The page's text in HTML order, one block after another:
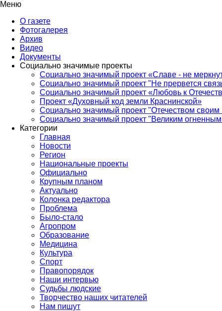
Меню
О газете
Фотогалерея
Архив
Видео
Документы
Социально значимые проекты
Социально значимый проект «Славе - не
Социально значимый проект "Не прервется
Социально значимый проект «Любовь к
Проект «Духовный код земли Краснинской»
Социально значимый проект "Отечеством своим
Социально значимый проект "Великим
Категории
Главная
Новости
Регион
Национальные проекты
Официально
Крупным планом
Актуально
Колонка редактора
Проблема
Было-стало
Агропром
Образование
Медицина
Культура
Спорт
Правопорядок
Наши интервью
Судьбы людские
Творчество наших читателей
Нам пишут